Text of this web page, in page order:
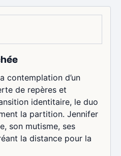
contemplation d’un
de repères et
identitaire, le duo
la partition. Jennifer
son mutisme, ses
la distance pour la